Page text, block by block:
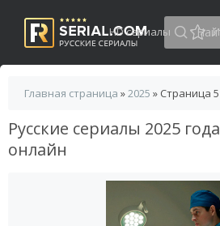
HD сериалы
Главная страница »2025 » Страница 5
Русские сериалы 2025
онлайн